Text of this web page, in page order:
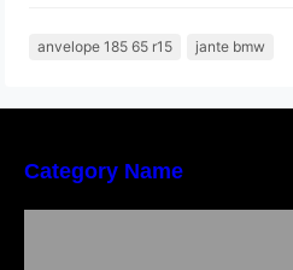
anvelope 185 65 r15 jante bmw
Category Name